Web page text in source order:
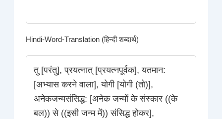
Hindi-Word-Translation (हिन्दी शब्दार्थ)
तु [परंतु], प्रयत्नात् [प्रयत्नपूर्वक], यतमान:
[अभ्यास करने वाला], योगी [योगी (तो)],
अनेकजन्मसंसिद्ध: [अनेक जन्मों के संस्कार ((के
बल)) से ((इसी जन्म में)) संसिद्ध होकर],